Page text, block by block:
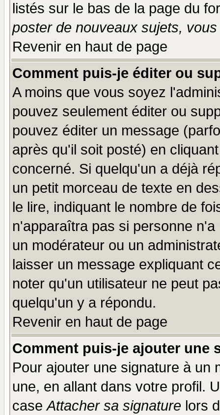
listés sur le bas de la page du
poster de nouveaux sujets,
Revenir en haut de page
Comment puis-je éditer ou
A moins que vous soyez
pouvez seulement éditer ou
pouvez éditer un message
après qu'il soit posté) en
concerné. Si quelqu'un a déjà
un petit morceau de texte en
le lire, indiquant le nombre de
n'apparaîtra pas si personne
un modérateur ou un
laisser un message expliquant
noter qu'un utilisateur ne peut
quelqu'un y a répondu.
Revenir en haut de page
Comment puis-je ajouter une
Pour ajouter une signature à un
une, en allant dans votre profil.
caseAttacher sa signature lors